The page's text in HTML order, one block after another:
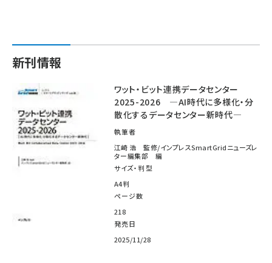
新刊情報
ワット・ビット連携データセンター
2025-2026 ―AI時代に多様化・分
散化するデータセンター新時代―
執筆者
江崎 浩 監修/インプレスSmartGridニューズレ
ター編集部 編
サイズ・判型
A4判
ページ数
218
発売日
2025/11/28